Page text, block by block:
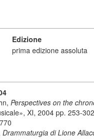
Edizione
prima edizione assoluta
Perspectives on the
XI, 2004 pp. 253-302
Drammaturgia di Lione